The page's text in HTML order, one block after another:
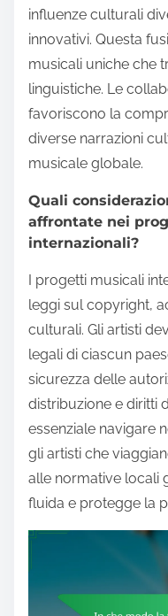
influenze culturali
innovativi. Questa
musicali uniche che
linguistiche. Le
favoriscono la
diverse narrazioni
musicale globale.
Quali
affrontate nei
internazionali?
I progetti musicali
leggi sul copyright,
culturali. Gli artisti
legali di ciascun
sicurezza delle
distribuzione e diritti
essenziale navigare
gli artisti che
alle normative locali
fluida e protegge la